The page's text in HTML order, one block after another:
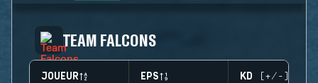
TEAM FALCONS
JOUEUR EPS KD (+/-)